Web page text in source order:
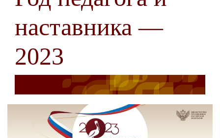
наставника —
2023